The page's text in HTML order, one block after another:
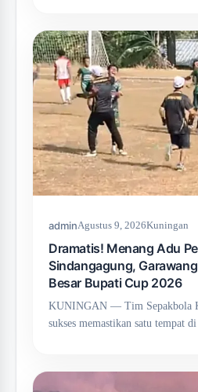
adminAgustus 9, 2026Kuningan
Dramatis! Menang Adu
Sindangagung,
Besar Bupati Cup 2026
KUNINGAN — Tim Sepakbola
sukses memastikan satu tempat